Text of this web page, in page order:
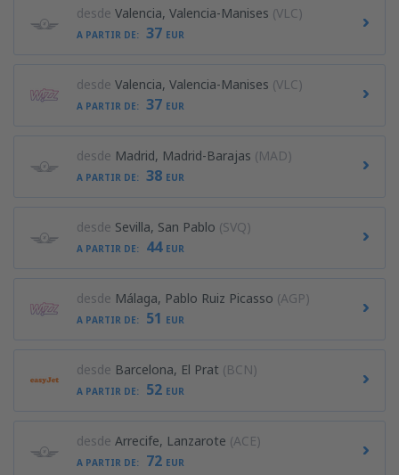
desde Valencia, Valencia-Manises (VLC)
A PARTIR DE: 37 EUR
desde Valencia, Valencia-Manises (VLC)
A PARTIR DE: 37 EUR
desde Madrid, Madrid-Barajas (MAD)
A PARTIR DE: 38 EUR
desde Sevilla, San Pablo (SVQ)
A PARTIR DE: 44 EUR
desde Málaga, Pablo Ruiz Picasso (AGP)
A PARTIR DE: 51 EUR
desde Barcelona, El Prat (BCN)
A PARTIR DE: 52 EUR
desde Arrecife, Lanzarote (ACE)
A PARTIR DE: 72 EUR